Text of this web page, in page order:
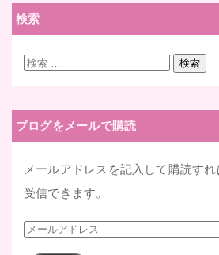
検索
検
検索
ブログをメールで購読
メールアドレスを記入して購読す
受信できます。
メ